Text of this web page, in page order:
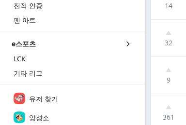
전적 인증
팬 아트
e스포츠
LCK
기타 리그
유저 찾기
양성소
14
32
9
361